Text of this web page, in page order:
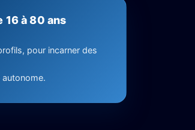
16 à 80 ans
pour incarner des